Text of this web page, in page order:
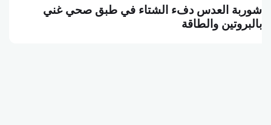
شوربة العدس دفء الشتاء في طبق صحي غني
بالبروتين والطاقة